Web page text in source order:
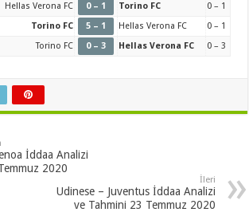
Hellas Verona FC 0 – 1 Torino FC
0 – 1
Torino FC 5 – 1 Hellas Verona FC
0 – 1
Torino FC 0 – 3 Hellas Verona FC 0 – 3
İddaa Analizi
2020
İleri
Udinese – Juventus İddaa Analizi
ve Tahmini 23 Temmuz 2020